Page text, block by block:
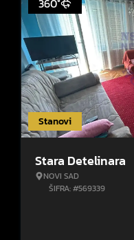
Stanovi
360°
Stara Detelinara
NOVI SAD
ŠIFRA: #569339